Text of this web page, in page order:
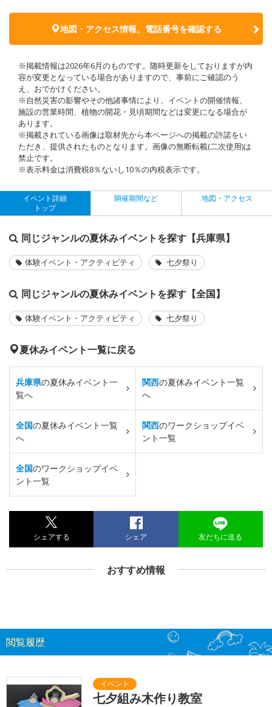
地図・アクセス情報、電話番号を確認する
※掲載情報は2026年6月のものです。随時更新をしておりますが内
容が変更となっている場合がありますので、事前にご確認のう
え、おでかけください。
※自然災害の影響やその他諸事情により、イベントの開催情報、
施設の営業時間、植物の開花・見頃期間などは変更になる場合が
あります。
※掲載されている画像は取材先から本ページへの掲載の許諾をい
ただき、提供されたものとなります。画像の無断転載(二次使用)は
禁止です。
※表示料金は消費税8％ないし10％の内税表示です。
イベント詳細
トップ
開催期間など 地図・アクセス
同じジャンルの夏休みイベントを探す【兵庫県】
体験イベント・アクティビティ 七夕祭り
同じジャンルの夏休みイベントを探す【全国】
体験イベント・アクティビティ 七夕祭り
夏休みイベント一覧に戻る
兵庫県の夏休みイベント一
覧へ
関西の夏休みイベント一覧
へ
全国の夏休みイベント一覧
へ
関西のワークショップイベ
ント一覧
全国のワークショップイベ
ント一覧
シェアする シェア 友だちに送る
おすすめ情報
閲覧履歴
七夕組み木作り教室